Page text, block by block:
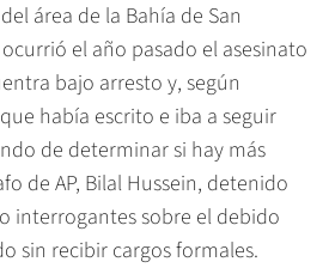
área de la Bahía de San
el año pasado el asesinato
bajo arresto y, según
había escrito e iba a seguir
de determinar si hay más
de AP, Bilal Hussein, detenido
interrogantes sobre el debido
sin recibir cargos formales.